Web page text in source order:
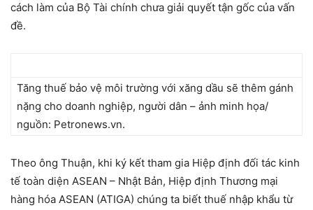
cách làm của Bộ Tài chính chưa giải quyết tận gốc của vấn
đề.
Tăng thuế bảo vệ môi trường với xăng dầu sẽ thêm gánh
nặng cho doanh nghiệp, người dân – ảnh minh họa/
nguồn: Petronews.vn.
Theo ông Thuận, khi ký kết tham gia Hiệp định đối tác kinh
tế toàn diện ASEAN – Nhật Bản, Hiệp định Thương mại
hàng hóa ASEAN (ATIGA) chúng ta biết thuế nhập khẩu từ